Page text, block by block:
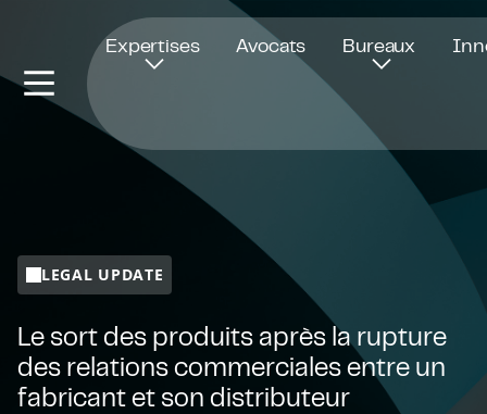
Expertises Avocats Bureaux
LEGAL UPDATE
Le sort des produits après la rupture
des relations commerciales entre un
fabricant et son distributeur
Ouvre dans une nouvelle fenêtre